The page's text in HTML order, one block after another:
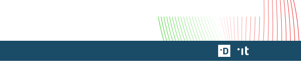
Team Digitale